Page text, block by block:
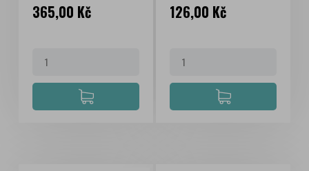
Cena
365,00 Kč Cena
126,00 Kč